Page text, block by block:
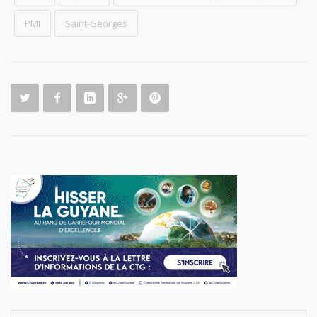
prix
PMI Saint-Georges